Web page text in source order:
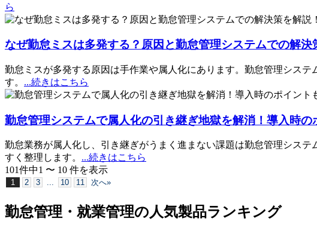
ら
なぜ勤怠ミスは多発する？原因と勤怠管理システムでの解決
勤怠ミスが多発する原因は手作業や属人化にあります。勤怠管理シス
す。 ...続きはこちら
勤怠管理システムで属人化の引き継ぎ地獄を解消！導入時の
勤怠業務が属人化し、引き継ぎがうまく進まない課題は勤怠管理シス
すく整理します。 ...続きはこちら
101件中1 〜 10 件を表示
1 2 3 ... 10 11 次へ»
勤怠管理・就業管理の人気製品ランキング